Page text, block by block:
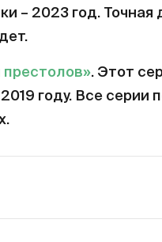
– 2023 год. Точная
престолов». Этот
году. Все серии